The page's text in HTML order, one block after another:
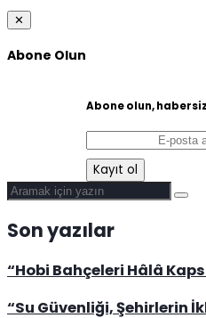
✕
Abone Olun
Abone olun,
Son yazılar
“Hobi Bahçeleri Hâlâ
“Su Güvenliği, Şehirlerin